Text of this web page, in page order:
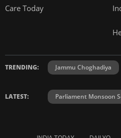
Care Today
TRENDING: Jammu Choghadiya
LATEST: Parliament Monsoon